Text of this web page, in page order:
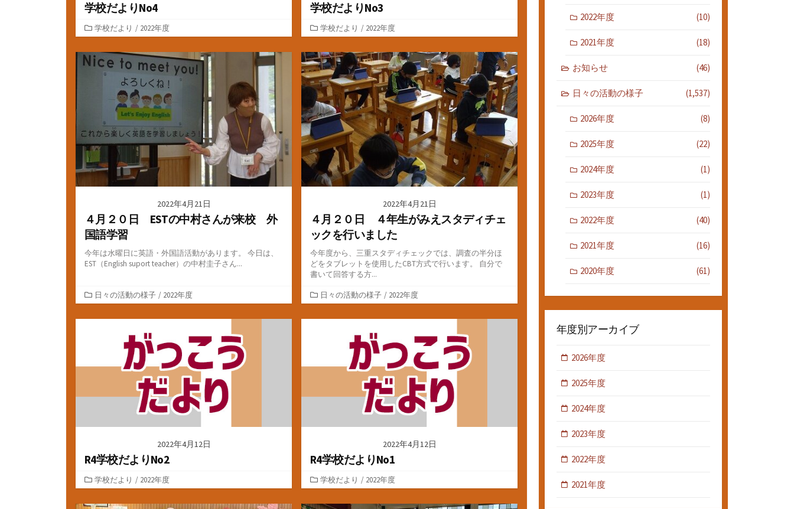
学校だよりNo4
カ
テ
ゴ
リ
学校だより / 2022年度
学校だよりNo3
カ
テ
ゴ
リ
ー
学校だより / 2022年度
2022年4月21日
４月２０日 ESTの中村さんが来校 外
国語学習
今年は水曜日に英語・外国語活動があります。 今日は、
EST（English suport teacher）の中村圭子さん...
カ
テ
ゴ
日々の活動の様子 / 2022年度
2022年4月21日
４月２０日 ４年生がみえスタディチェ
ックを行いました
今年度から、三重スタディチェックでは、調査の半分ほ
どをタブレットを使用したCBT方式で行います。 自分で
書いて回答する方...
カ
テ
ゴ
日々の活動の様子 / 2022年度
2022年4月12日
R4学校だよりNo2
カ
テ
ゴ
学校だより / 2022年度
2022年4月12日
R4学校だよりNo1
カ
テ
ゴ
学校だより / 2022年度
2022年度 (10)
2021年度 (18)
お知らせ (46)
日々の活動の様子 (1,537)
2026年度 (8)
2025年度 (22)
2024年度 (1)
2023年度 (1)
2022年度 (40)
2021年度 (16)
2020年度 (61)
年度別アーカイブ
2026年度
2025年度
2024年度
2023年度
2022年度
2021年度